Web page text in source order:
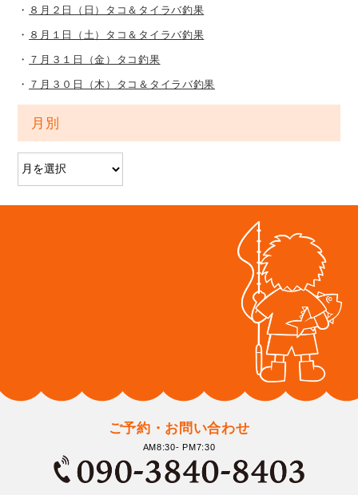
８月２日（日）タコ＆タイラバ釣果
８月１日（土）タコ＆タイラバ釣果
７月３１日（金）タコ釣果
７月３０日（木）タコ＆タイラバ釣果
月別
ご予約・お問い合わせ
AM8:30- PM7:30